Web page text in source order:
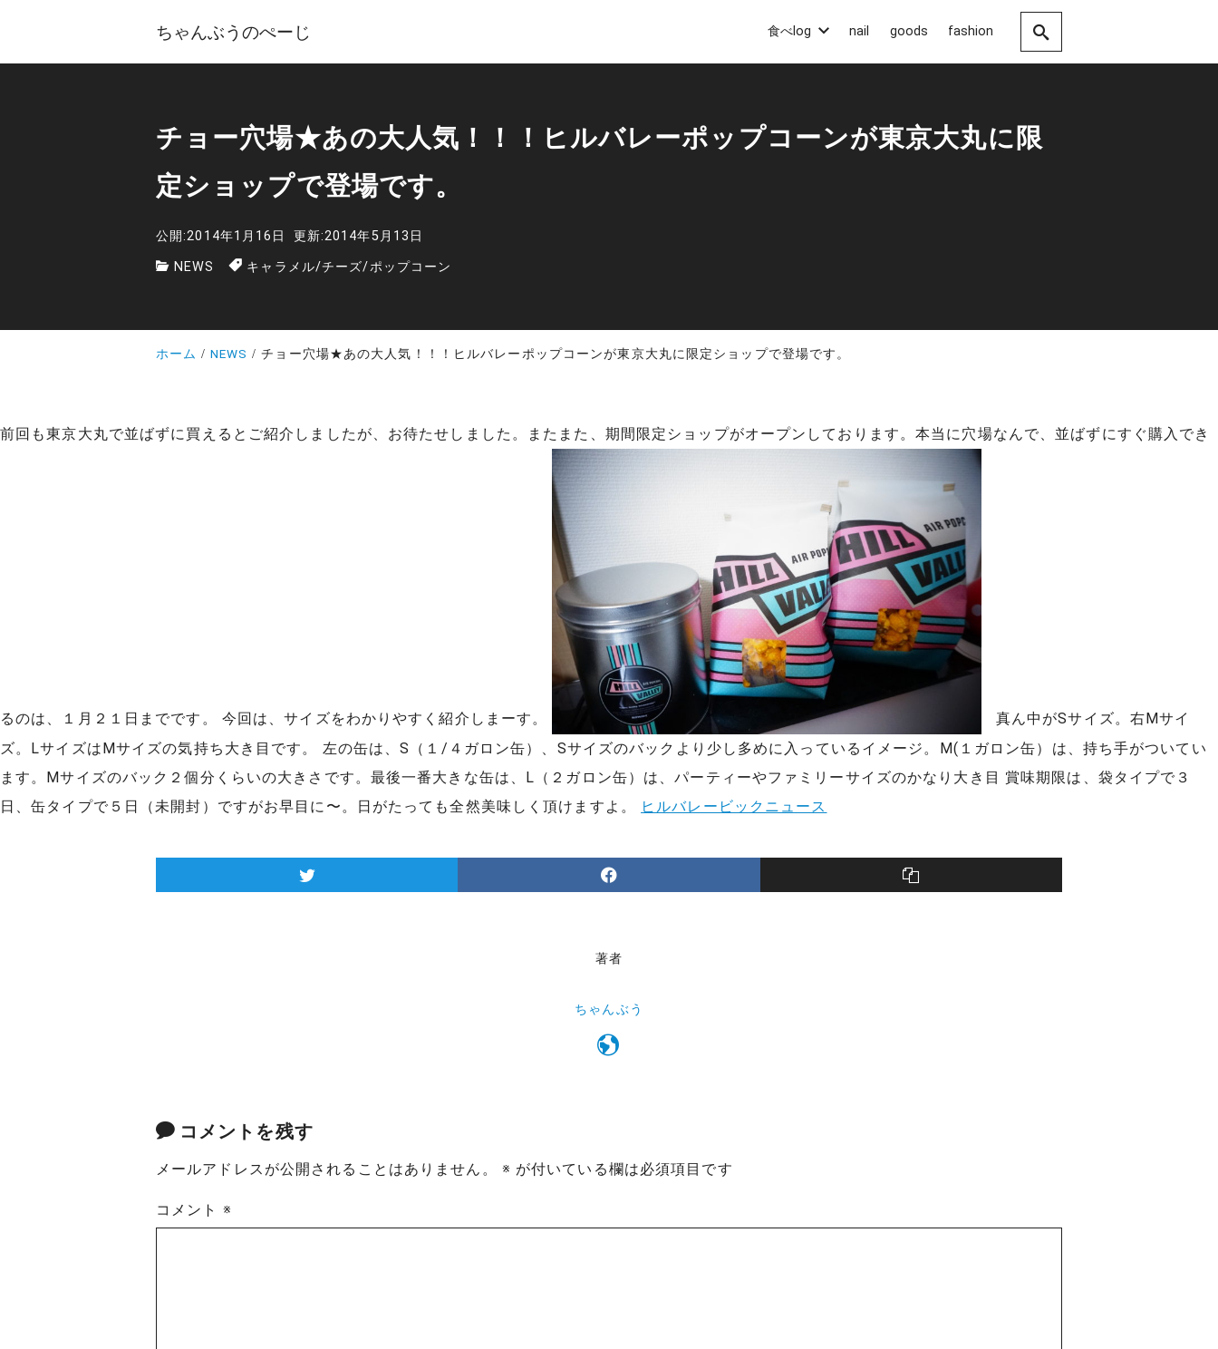
ちゃんぶうのぺーじ 食べlog nail goods fashion
チョー穴場★あの大人気！！！ヒルバレーポップコーンが東京大丸に限
定ショップで登場です。
公開:2014年1月16日
更新:2014年5月13日
NEWS
キャラメル/チーズ/ポップコーン
ホーム NEWS チョー穴場★あの大人気！！！ヒルバレーポップコーンが東京大丸に限定ショップで登場です。
前回も東京大丸で並ばずに買えるとご紹介しましたが、お待たせしました。またまた、期間限定ショップがオープンしております。本当に穴場なんで、並ばずにすぐ購入でき
るのは、１月２１日までです。 今回は、サイズをわかりやすく紹介しまーす。
真ん中がSサイズ。右Mサイ
ズ。LサイズはMサイズの気持ち大き目です。 左の缶は、S（１/４ガロン缶）、Sサイズのバックより少し多めに入っているイメージ。M(１ガロン缶）は、持ち手がついてい
ます。Mサイズのバック２個分くらいの大きさです。最後一番大きな缶は、L（２ガロン缶）は、パーティーやファミリーサイズのかなり大き目 賞味期限は、袋タイプで３
日、缶タイプで５日（未開封）ですがお早目に〜。日がたっても全然美味しく頂けますよ。
ヒルバレービックニュース
著者
ちゃんぶう
コメントを残す
メールアドレスが公開されることはありません。 ※ が付いている欄は必須項目です
コメント ※